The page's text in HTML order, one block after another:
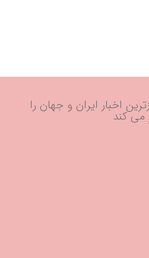
اخبار ایران و جهان را
کند